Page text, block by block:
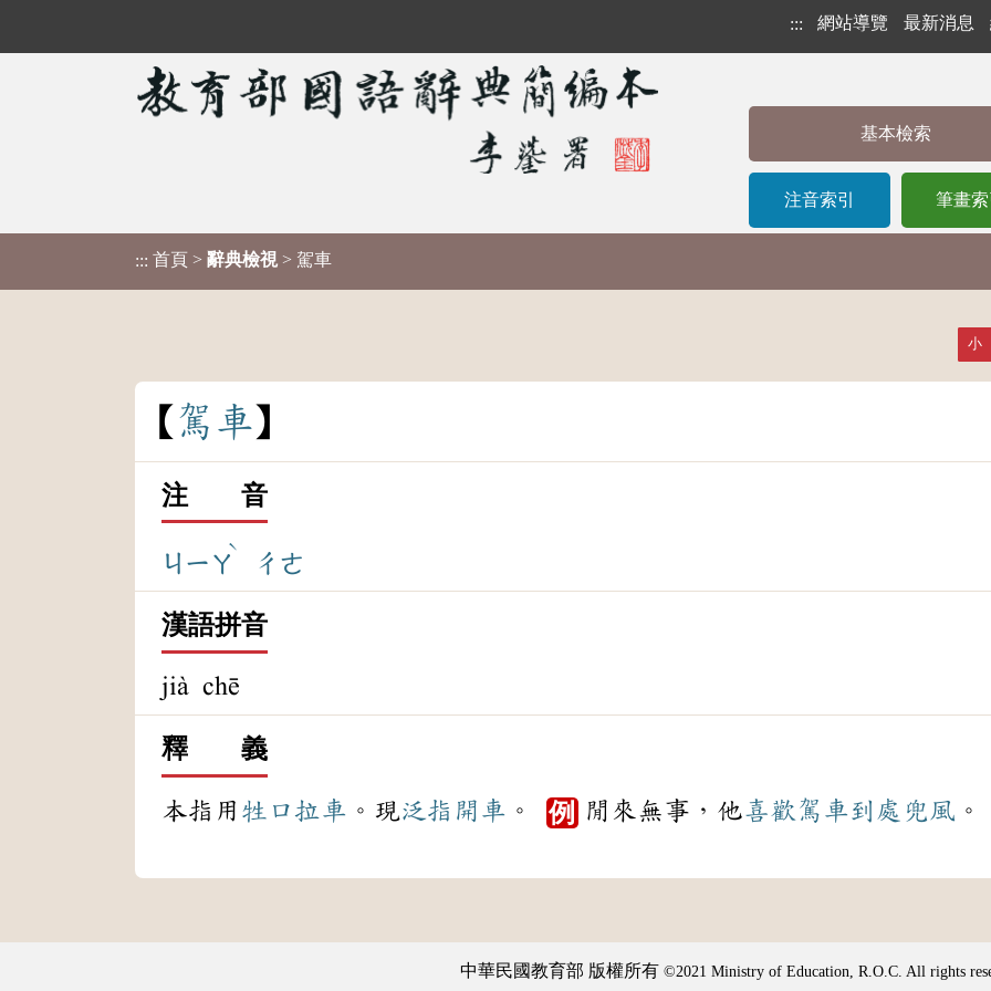
::: 網站導覽 最新消息
基本檢索
注音索引 筆畫索
::: 首頁 > 辭典檢視 > 駕車
小
駕 車
注 音
ㄐㄧㄚ
ˋ
ㄔㄜ
漢語拼音
jià chē
釋 義
本指用 牲口拉車 。現泛指 開車 。 例 閒來無事，他喜歡 駕車到處 兜風 。
中華民國教育部 版權所有 ©2021 Ministry of Education, R.O.C. All rights